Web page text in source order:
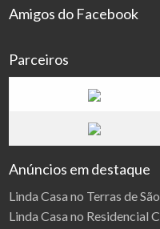
Amigos do Facebook
Parceiros
Anúncios em destaque
Linda Casa no Terras de
Linda Casa no Residencial